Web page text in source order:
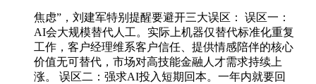
焦虑”，刘建军特别提醒要避开三大误区： 误区一：
AI会大规模替代人工。实际上机器仅替代标准化重复
工作，客户经理维系客户信任、提供情感陪伴的核心
价值无可替代，市场对高技能金融人才需求持续上
涨。 误区二：强求AI投入短期回本。一年内就要回